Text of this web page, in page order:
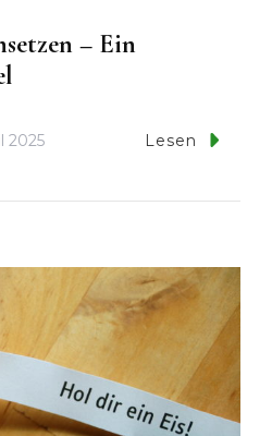
– Ein
2025 Lesen